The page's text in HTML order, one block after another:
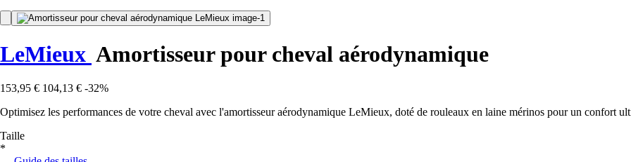
LeMieux Amortisseur pour cheval aérodynamique
153,95 € 104,13 € -32%
Optimisez les performances de votre cheval avec l'amortisseur aérodynamique LeMieux, doté de rouleaux en laine mérinos pour un confort
Taille
*